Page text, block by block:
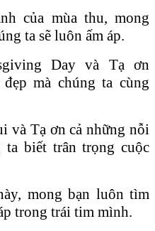
của mùa thu, mong
ta sẽ luôn ấm áp.
Day và Tạ ơn
mà chúng ta cùng
và Tạ ơn cả những nỗi
ta biết trân trọng cuộc
mong bạn luôn tìm
trong trái tim mình.